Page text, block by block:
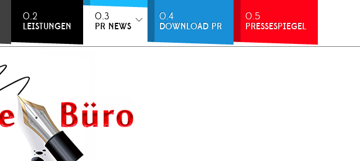
0.2
LEISTUNGEN
0.3
PR NEWS
0.4
DOWNLOAD PR
0.5
PRESSESPIEGEL